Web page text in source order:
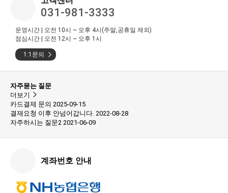
031-981-3333
운영시간 | 오전 10시 ~ 오후 4시(주말,공휴일 제외)
점심시간 | 오전 12시 ~ 오후 1시
1:1문의
자주묻는 질문
더보기
카드결제 문의 2025-09-15
결재요청 이후 안넘어갑니다. 2022-08-28
자주하시는 질문2 2021-06-09
계좌번호 안내